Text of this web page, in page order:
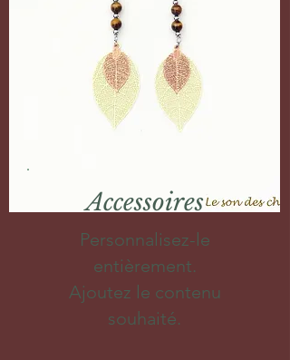
Accessoires
Personnalisez-le
entièrement.
Ajoutez le contenu
souhaité.